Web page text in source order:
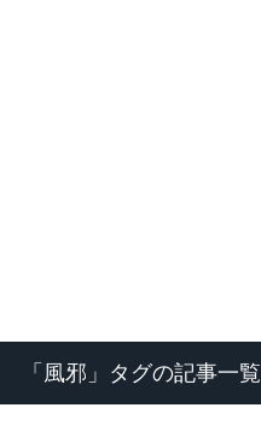
「風邪」タグの記事一覧